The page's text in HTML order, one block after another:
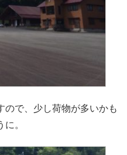
ので、少し荷物が多いかも
。